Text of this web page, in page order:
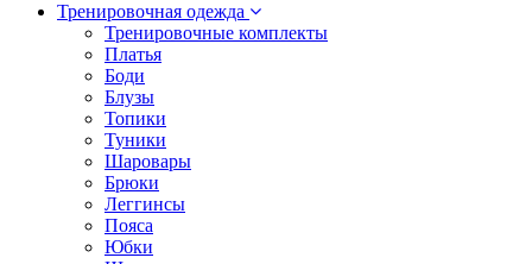
Тренировочная одежда
Тренировочные комплекты
Платья
Боди
Блузы
Топики
Туники
Шаровары
Брюки
Леггинсы
Пояса
Юбки